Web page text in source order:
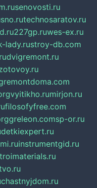
senovosti.ru
technosaratov.ru
227gp.ruwes-ex.ru
lady.rustroy-db.com
dvigremont.ru
remontdoma.com
vyitikho.rumirjon.ru
filosofyfree.com
greleon.comsp-or.ru
detkiexpert.ru
instrumentgid.ru
chastnyjdom.ru